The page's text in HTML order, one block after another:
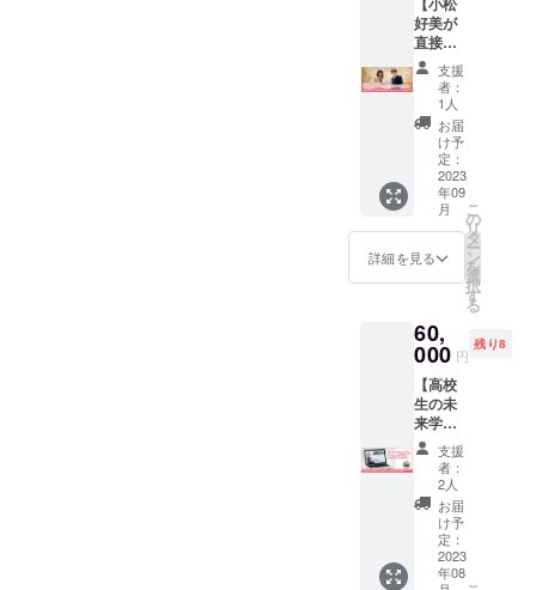
ディン
グ終了
後に小
松好美
が直接
お礼を
お伝え
し心を
込めた
リター
ン3万円
Verをお
届けし
ます。
季節に
応じた
べ物、
小松が
関わる
お客様
の商品
など小
松なり
に考え
ててお
持ちし
ます。
好美が
直接お
礼をお
伝え＆
心を込
めたリ
ターン
をお届
けしま
す】 何
をお届
けする
かはお
楽し
て、ク
ラウド
ファン
ディン
グ終了
後に小
松好美
が直接
お礼を
お伝え
し心を
込めた
リター
ン5万円
支援
者：
1人
お届
け予
定：
2023
年09
月
詳細を見る
こ
の
リ
タ
ー
ン
を
選
択
す
る
60,
000 円
残り8
【高校
生の未
来学習
HPで企
業紹介
と求人
掲載】
高校生
の未来
学習
「未来
支援
者：
2人
お届
け予
定：
2023
年08